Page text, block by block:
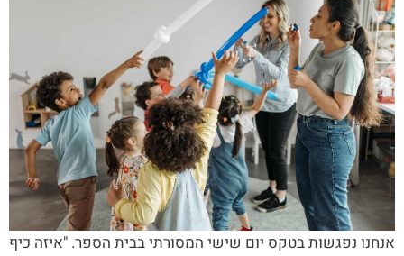
אנחנו נפגשות בטקס יום שישי המסורתי בבית הספר. "איזה כיף